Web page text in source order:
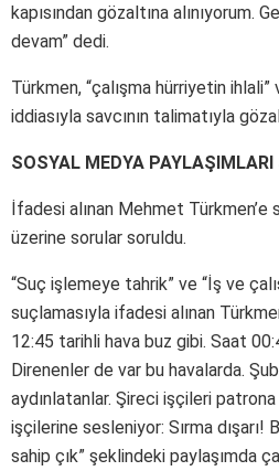
kapısından gözaltına alınıyorum.
devam” dedi.
Türkmen, “çalışma hürriyetin
iddiasıyla savcının talimatıyla
SOSYAL MEDYA PAYLAŞIMLARI
İfadesi alınan Mehmet Türkmen’e
üzerine sorular soruldu.
“Suç işlemeye tahrik” ve “İş ve
suçlamasıyla ifadesi alınan
12:45 tarihli hava buz gibi. Saat
Direnenler de var bu havalarda.
aydınlatanlar. Şireci işçileri patrona
işçilerine sesleniyor: Sırma dışarı!
sahip çık” şeklindeki paylaşımda